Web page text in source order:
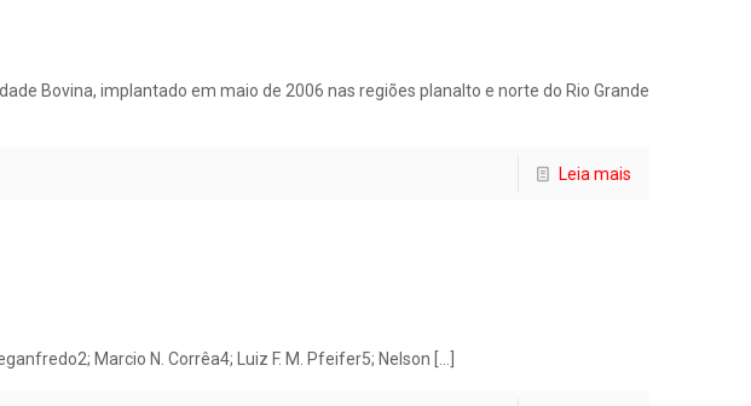
Bovina, implantado em maio de 2006 nas regiões planalto e norte do Rio Grande
Leia mais
Marcio N. Corrêa4; Luiz F. M. Pfeifer5; Nelson